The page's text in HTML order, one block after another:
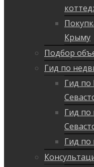
Крыму
Подбор
Гид по
Гид по
Гид по
Гид по